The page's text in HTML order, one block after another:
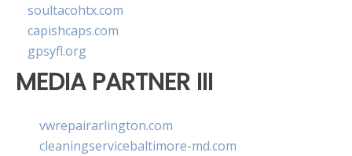
soultacohtx.com
capishcaps.com
gpsyfl.org
MEDIA PARTNER III
vwrepairarlington.com
cleaningservicebaltimore-md.com